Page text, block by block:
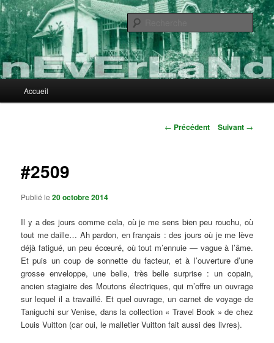
Aller
au
contenu
principalnEvErLaNd
principal
Accueil
Navigation
← Précédent Suivant →
#2509
Publié le20 octobre 2014
Il y a des jours comme cela, où je me sens bien peu rouchu, où
tout me daille… Ah pardon, en français : des jours où je me lève
déjà fatigué, un peu écœuré, où tout m’ennuie — vague à l’âme.
Et puis un coup de sonnette du facteur, et à l’ouverture d’une
grosse enveloppe, une belle, très belle surprise : un copain,
ancien stagiaire des Moutons électriques, qui m’offre un ouvrage
sur lequel il a travaillé. Et quel ouvrage, un carnet de voyage de
Taniguchi sur Venise, dans la collection « Travel Book » de chez
Louis Vuitton (car oui, le malletier Vuitton fait aussi des livres).